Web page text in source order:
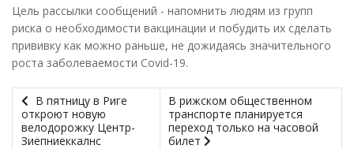
Цель рассылки сообщений - напомнить людям из групп
риска о необходимости вакцинации и побудить их сделать
прививку как можно раньше, не дожидаясь значительного
роста заболеваемости Covid-19.
В пятницу в Риге
откроют новую
велодорожку Центр-
Зиепниеккалнс
В рижском общественном
транспорте планируется
переход только на часовой
билет